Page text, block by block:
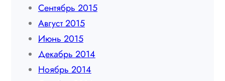
Сентябрь 2015
Август 2015
Июнь 2015
Декабрь 2014
Ноябрь 2014